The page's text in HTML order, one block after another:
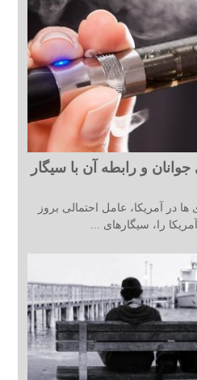
جوانان و رابطه آن با سیگار
در آمریکا، عامل احتمالی بروز